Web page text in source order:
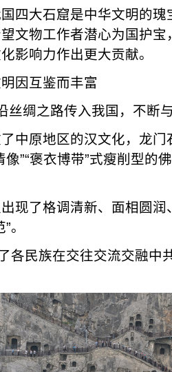
四大石窟是中华文明的
文物工作者潜心为国护
影响力作出更大贡献。
因互鉴而丰富
丝绸之路传入我国，不断
中原地区的汉文化，龙
”“褒衣博带”式瘦削型的
现了格调清新、面相圆
。
各民族在交往交流交融中